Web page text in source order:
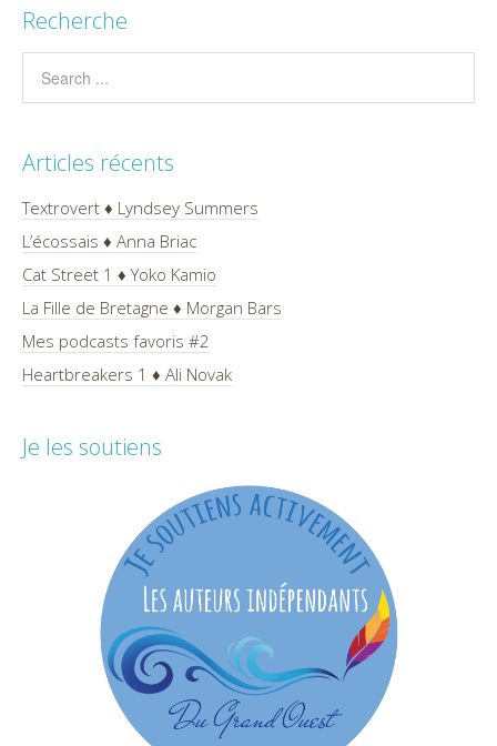
Recherche
Articles récents
Textrovert ♦ Lyndsey Summers
L’écossais ♦ Anna Briac
Cat Street 1 ♦ Yoko Kamio
La Fille de Bretagne ♦ Morgan Bars
Mes podcasts favoris #2
Heartbreakers 1 ♦ Ali Novak
Je les soutiens